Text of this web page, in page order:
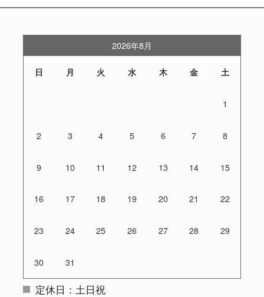
2026年8月
日 月 火 水 木 金 土
1
2 3 4 5 6 7 8
9 10 11 12 13 14 15
16 17 18 19 20 21 22
23 24 25 26 27 28 29
30 31
定休日：土日祝